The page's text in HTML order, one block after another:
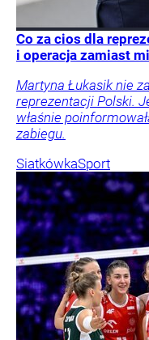
Co za cios dla
i operacja zamiast
Martyna Łukasik nie
reprezentacji Polski.
właśnie
zabiegu.
SiatkówkaSport